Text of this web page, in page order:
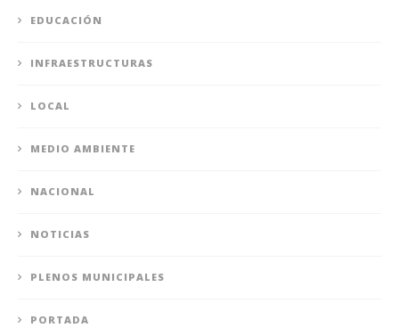
EDUCACIÓN
INFRAESTRUCTURAS
LOCAL
MEDIO AMBIENTE
NACIONAL
NOTICIAS
PLENOS MUNICIPALES
PORTADA